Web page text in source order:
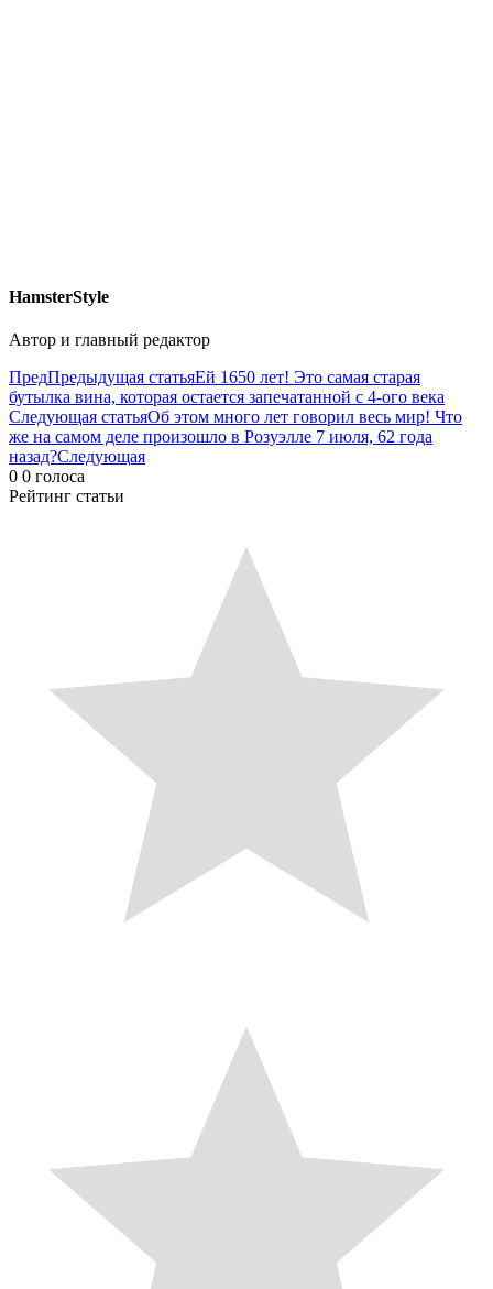
HamsterStyle
Автор и главный редактор
ПредПредыдущая статьяЕй 1650 лет! Это самая старая
бутылка вина, которая остается запечатанной с 4-ого века
Следующая статьяОб этом много лет говорил весь мир! Что
же на самом деле произошло в Розуэлле 7 июля, 62 года
назад?Следующая
0 0 голоса
Рейтинг статьи